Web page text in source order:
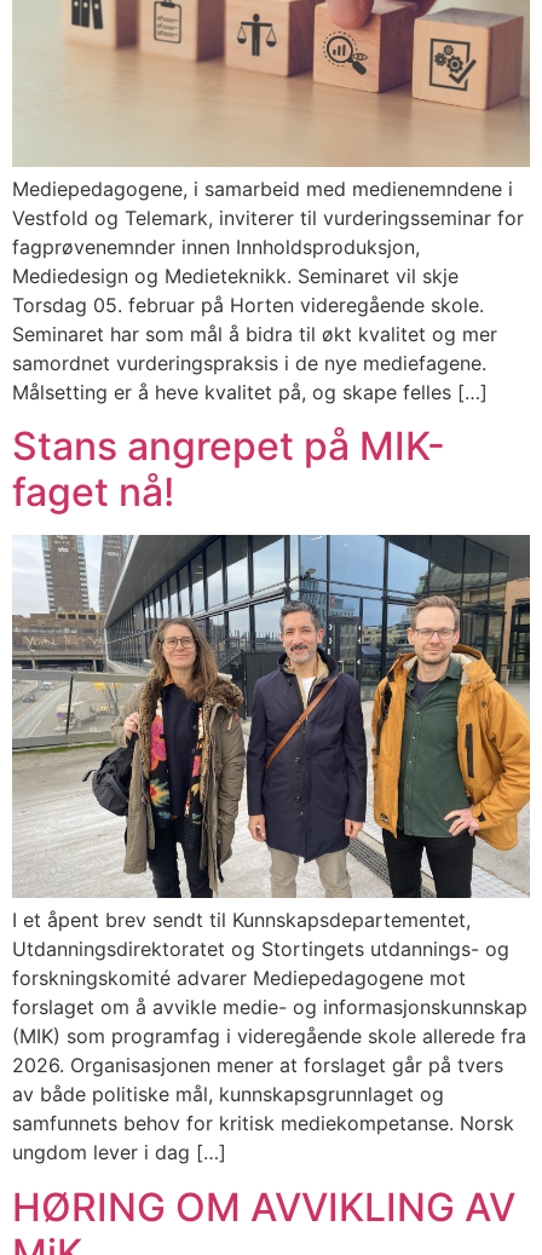
Mediepedagogene, i samarbeid med medienemndene i
Vestfold og Telemark, inviterer til vurderingsseminar for
fagprøvenemnder innen Innholdsproduksjon,
Mediedesign og Medieteknikk. Seminaret vil skje
Torsdag 05. februar på Horten videregående skole.
Seminaret har som mål å bidra til økt kvalitet og mer
samordnet vurderingspraksis i de nye mediefagene.
Målsetting er å heve kvalitet på, og skape felles […]
Stans angrepet på MIK-
faget nå!
I et åpent brev sendt til Kunnskapsdepartementet,
Utdanningsdirektoratet og Stortingets utdannings- og
forskningskomité advarer Mediepedagogene mot
forslaget om å avvikle medie- og informasjonskunnskap
(MIK) som programfag i videregående skole allerede fra
2026. Organisasjonen mener at forslaget går på tvers
av både politiske mål, kunnskapsgrunnlaget og
samfunnets behov for kritisk mediekompetanse. Norsk
ungdom lever i dag […]
HØRING OM AVVIKLING AV